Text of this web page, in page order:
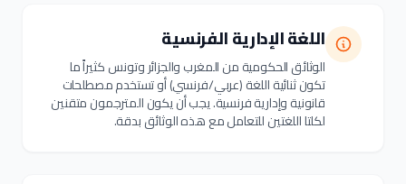
اللغة الإدارية الفرنسية
الوثائق الحكومية من المغرب والجزائر وتونس كثيراً ما
تكون ثنائية اللغة (عربي/فرنسي) أو تستخدم مصطلحات
قانونية وإدارية فرنسية. يجب أن يكون المترجمون متقنين
لكلتا اللغتين للتعامل مع هذه الوثائق بدقة.